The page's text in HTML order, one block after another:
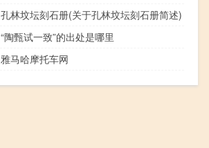
孔林坟坛刻石册(关于孔林坟坛刻石册简述)
“陶甄试一致”的出处是哪里
雅马哈摩托车网